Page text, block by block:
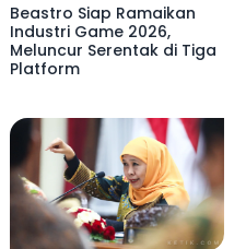
Beastro Siap Ramaikan
Industri Game 2026,
Meluncur Serentak di Tiga
Platform